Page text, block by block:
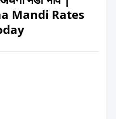
Mandi Rates